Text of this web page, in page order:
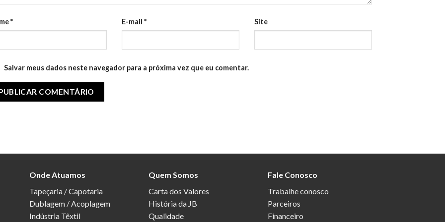
* E-mail * Site
Salvar meus dados neste navegador para a próxima vez que eu comentar.
Onde Atuamos
Tapeçaria / Capotaria
Dublagem / Acoplagem
Indústria Têxtil
Quem Somos
Carta dos Valores
História da JB
Qualidade
Fale Conosco
Trabalhe conosco
Parceiros
Financeiro